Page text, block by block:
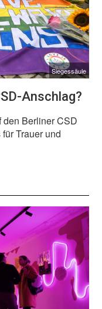
Siegessäule
Anschlag?
den Berliner CSD
Trauer und